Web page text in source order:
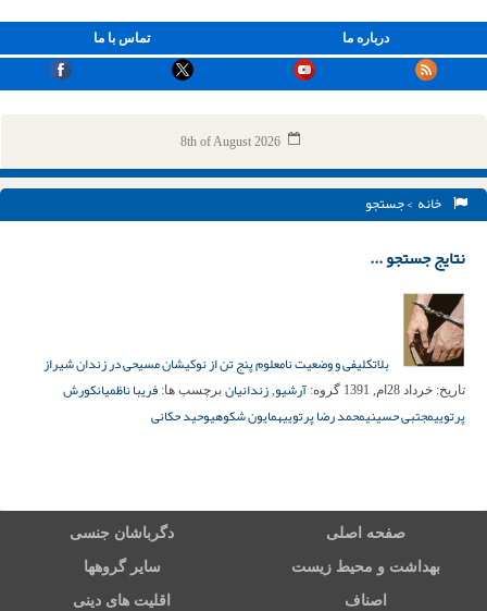
تماس با ما درباره ما
8th of August 2026
خانه > جستجو
نتایج جستجو ...
بلاتکلیفی و وضعیت نامعلوم پنج تن از نوکیشان مسیحی در زندان شیراز
تاریخ: خرداد 28ام, 1391 گروه: آرشیو, زندانیان برچسب ها: فریبا ناظمیانکورش
پرتوییمجتبی حسینیمحمد رضا پرتوییهمایون شکوهیوحید حکانی
صفحه اصلی دگرباشان جنسی
بهداشت و محیط زیست سایر گروهها
اصناف اقلیت های دینی